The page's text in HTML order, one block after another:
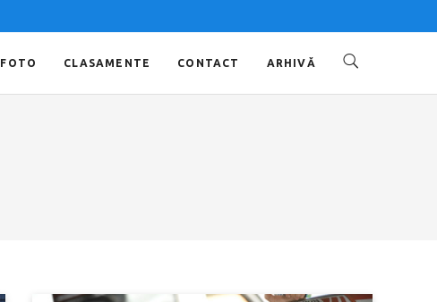
FOTO CLASAMENTE CONTACT ARHIVĂ